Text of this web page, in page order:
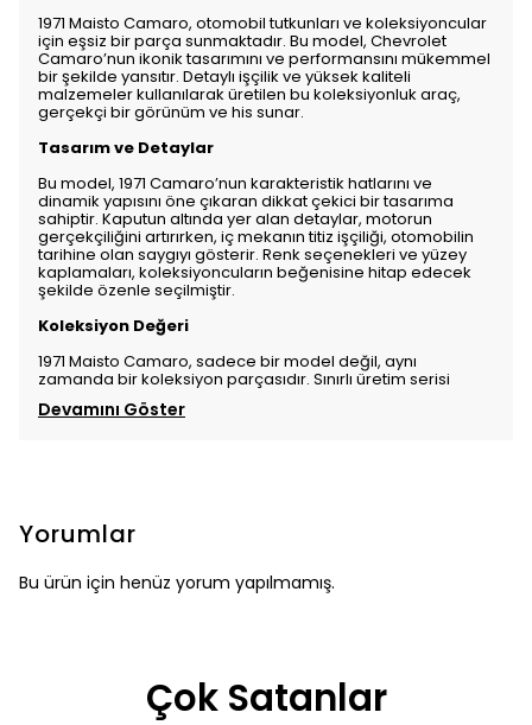
1971 Maisto Camaro, otomobil tutkunları ve koleksiyoncular
için eşsiz bir parça sunmaktadır. Bu model, Chevrolet
Camaro’nun ikonik tasarımını ve performansını mükemmel
bir şekilde yansıtır. Detaylı işçilik ve yüksek kaliteli
malzemeler kullanılarak üretilen bu koleksiyonluk araç,
gerçekçi bir görünüm ve his sunar.
Tasarım ve Detaylar
Bu model, 1971 Camaro’nun karakteristik hatlarını ve
dinamik yapısını öne çıkaran dikkat çekici bir tasarıma
sahiptir. Kaputun altında yer alan detaylar, motorun
gerçekçiliğini artırırken, iç mekanın titiz işçiliği, otomobilin
tarihine olan saygıyı gösterir. Renk seçenekleri ve yüzey
kaplamaları, koleksiyoncuların beğenisine hitap edecek
şekilde özenle seçilmiştir.
Koleksiyon Değeri
1971 Maisto Camaro, sadece bir model değil, aynı
zamanda bir koleksiyon parçasıdır. Sınırlı üretim serisi
Devamını Göster
Yorumlar
Bu ürün için henüz yorum yapılmamış.
Çok Satanlar